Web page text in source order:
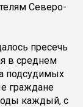
Северо-
пресечь
в среднем
подсудимых
граждане
каждый, с